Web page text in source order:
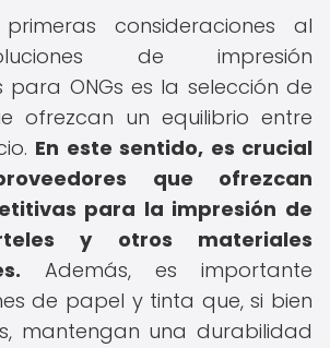
consideraciones al
de impresión
para ONGs es la selección de
ofrezcan un equilibrio entre
En este sentido, es crucial
que ofrezcan
para la impresión de
y otros materiales
Además, es importante
de papel y tinta que, si bien
mantengan una durabilidad